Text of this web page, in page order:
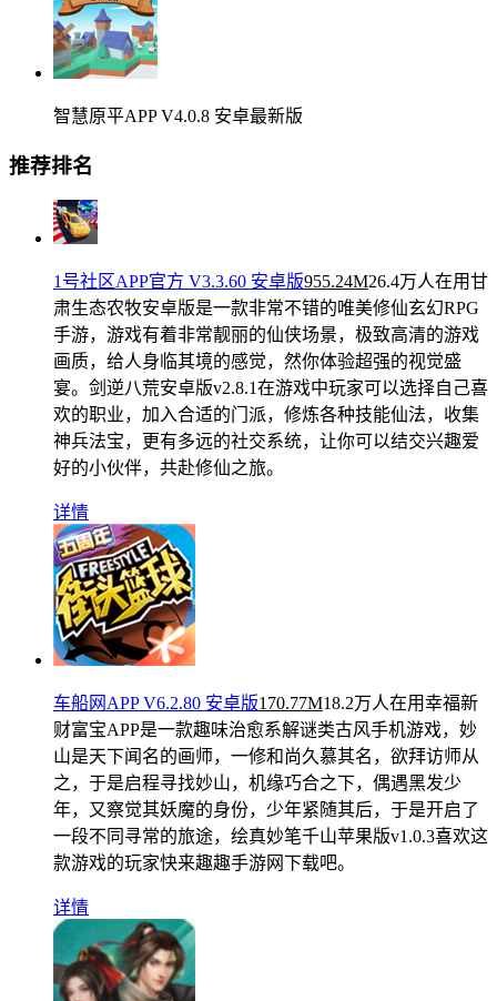
智慧原平APP V4.0.8 安卓最新版
推荐排名
1号社区APP官方 V3.3.60 安卓版955.24M26.4万人在用甘
肃生态农牧安卓版是一款非常不错的唯美修仙玄幻RPG
手游，游戏有着非常靓丽的仙侠场景，极致高清的游戏
画质，给人身临其境的感觉，然你体验超强的视觉盛
宴。剑逆八荒安卓版v2.8.1在游戏中玩家可以选择自己喜
欢的职业，加入合适的门派，修炼各种技能仙法，收集
神兵法宝，更有多远的社交系统，让你可以结交兴趣爱
好的小伙伴，共赴修仙之旅。
详情
车船网APP V6.2.80 安卓版170.77M18.2万人在用幸福新
财富宝APP是一款趣味治愈系解谜类古风手机游戏，妙
山是天下闻名的画师，一修和尚久慕其名，欲拜访师从
之，于是启程寻找妙山，机缘巧合之下，偶遇黑发少
年，又察觉其妖魔的身份，少年紧随其后，于是开启了
一段不同寻常的旅途，绘真妙笔千山苹果版v1.0.3喜欢这
款游戏的玩家快来趣趣手游网下载吧。
详情